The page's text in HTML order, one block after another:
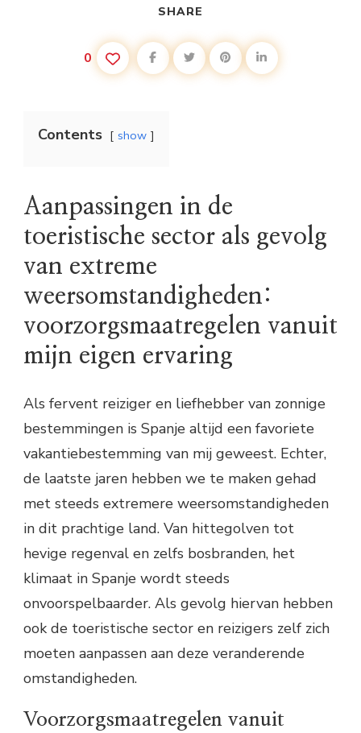
SHARE
0
Contents show
Aanpassingen in de
toeristische sector als gevolg
van extreme
weersomstandigheden:
voorzorgsmaatregelen vanuit
mijn eigen ervaring
Als fervent reiziger en liefhebber van zonnige
bestemmingen is Spanje altijd een favoriete
vakantiebestemming van mij geweest. Echter,
de laatste jaren hebben we te maken gehad
met steeds extremere weersomstandigheden
in dit prachtige land. Van hittegolven tot
hevige regenval en zelfs bosbranden, het
klimaat in Spanje wordt steeds
onvoorspelbaarder. Als gevolg hiervan hebben
ook de toeristische sector en reizigers zelf zich
moeten aanpassen aan deze veranderende
omstandigheden.
Voorzorgsmaatregelen vanuit